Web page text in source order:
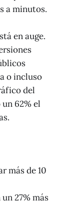
a minutos.
en auge.
o incluso
del
62% el
más de 10
27% más